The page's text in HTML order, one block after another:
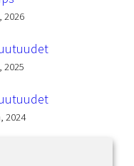
2026
2025
2024